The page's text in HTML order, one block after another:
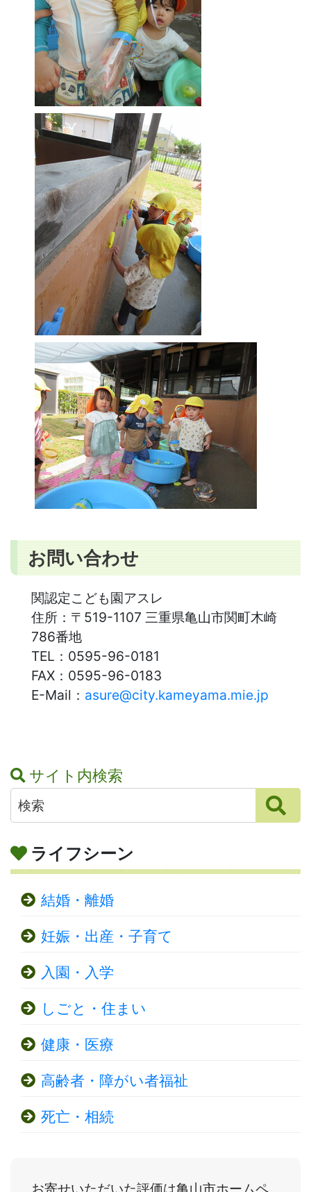
お問い合わせ
関認定こども園アスレ
住所： 〒519-1107 三重県亀山市関町木崎
786番地
TEL： 0595-96-0181
FAX： 0595-96-0183
E-Mail： asure@city.kameyama.mie.jp
サイト内検索
ライフシーン
結婚・離婚
妊娠・出産・子育て
入園・入学
しごと・住まい
健康・医療
高齢者・障がい者福祉
死亡・相続